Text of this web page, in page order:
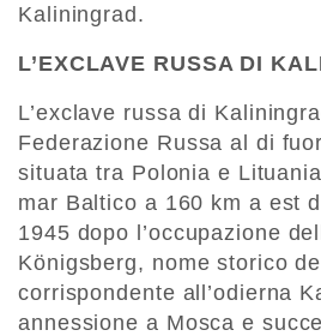
Kaliningrad.
L’EXCLAVE RUSSA DI
L’exclave russa di
Federazione Russa al di
situata tra Polonia e
mar Baltico a 160 km a est
1945 dopo l’occupazione
Königsberg, nome storico
corrispondente all’odierna
annessione a Mosca e